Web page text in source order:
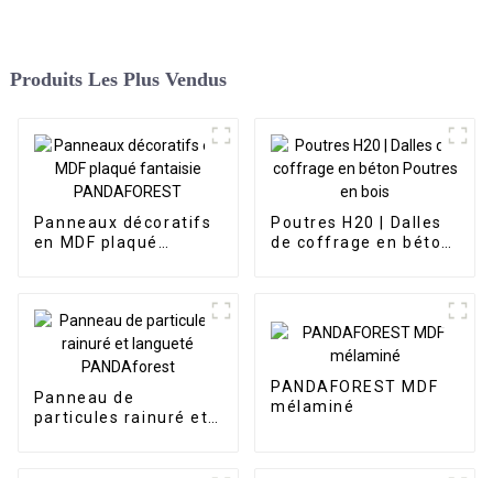
Produits Les Plus Vendus
Panneaux décoratifs
en MDF plaqué
Poutres H20 | Dalles
de coffrage en béton
Panneau de
particules rainuré et
PANDAFOREST MDF
mélaminé